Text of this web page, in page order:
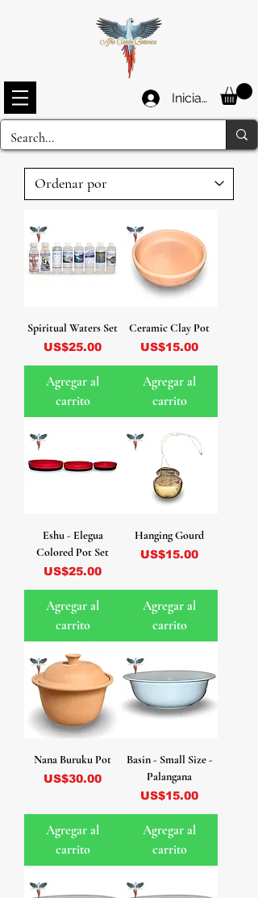
Iniciar sesión
Spiritual Waters Set
Precio
US$25.00
Agregar al
carrito
Ceramic Clay Pot
Precio
US$15.00
Agregar al
carrito
Eshu - Elegua
Colored Pot Set
Precio
US$25.00
Agregar al
carrito
Hanging Gourd
Precio
US$15.00
Agregar al
carrito
Nana Buruku Pot
Precio
US$30.00
Agregar al
carrito
Basin - Small Size -
Palangana
Precio
US$15.00
Agregar al
carrito